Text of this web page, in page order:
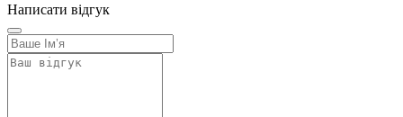
Написати відгук